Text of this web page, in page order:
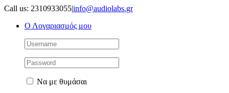
Μετάβαση
περιεχόμενο
Call us: 2310933055|info@audiolabs.gr
Ο Λογαριασμός μου
Να με θυμάσαι